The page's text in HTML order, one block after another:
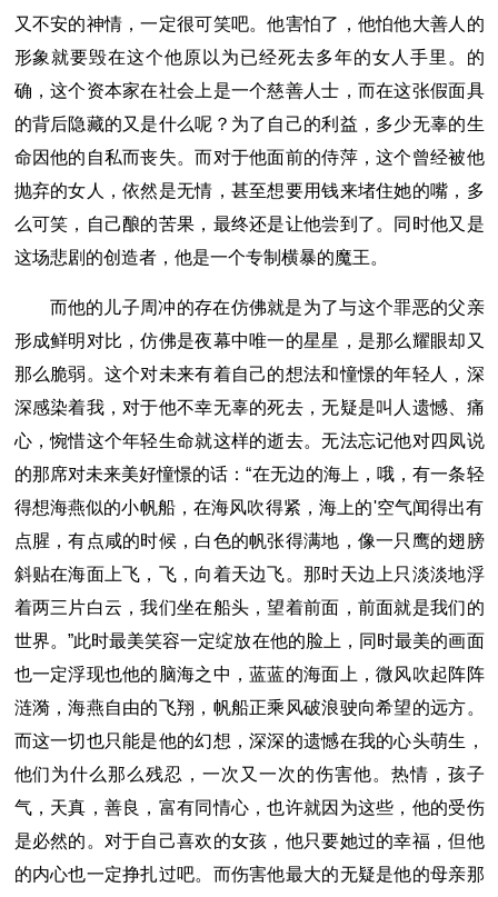
又不安的神情，一定很可笑吧。他害怕了，他怕他大善人的
形象就要毁在这个他原以为已经死去多年的女人手里。的
确，这个资本家在社会上是一个慈善人士，而在这张假面具
的背后隐藏的又是什么呢？为了自己的利益，多少无辜的生
命因他的自私而丧失。而对于他面前的侍萍，这个曾经被他
抛弃的女人，依然是无情，甚至想要用钱来堵住她的嘴，多
么可笑，自己酿的苦果，最终还是让他尝到了。同时他又是
这场悲剧的创造者，他是一个专制横暴的魔王。
而他的儿子周冲的存在仿佛就是为了与这个罪恶的父亲
形成鲜明对比，仿佛是夜幕中唯一的星星，是那么耀眼却又
那么脆弱。这个对未来有着自己的想法和憧憬的年轻人，深
深感染着我，对于他不幸无辜的死去，无疑是叫人遗憾、痛
心，惋惜这个年轻生命就这样的逝去。无法忘记他对四凤说
的那席对未来美好憧憬的话：“在无边的海上，哦，有一条轻
得想海燕似的小帆船，在海风吹得紧，海上的'空气闻得出有
点腥，有点咸的时候，白色的帆张得满地，像一只鹰的翅膀
斜贴在海面上飞，飞，向着天边飞。那时天边上只淡淡地浮
着两三片白云，我们坐在船头，望着前面，前面就是我们的
世界。”此时最美笑容一定绽放在他的脸上，同时最美的画面
也一定浮现也他的脑海之中，蓝蓝的海面上，微风吹起阵阵
涟漪，海燕自由的飞翔，帆船正乘风破浪驶向希望的远方。
而这一切也只能是他的幻想，深深的遗憾在我的心头萌生，
他们为什么那么残忍，一次又一次的伤害他。热情，孩子
气，天真，善良，富有同情心，也许就因为这些，他的受伤
是必然的。对于自己喜欢的女孩，他只要她过的幸福，但他
的内心也一定挣扎过吧。而伤害他最大的无疑是他的母亲那